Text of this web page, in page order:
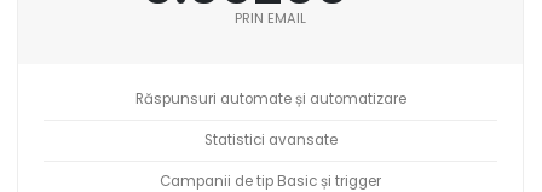
PRIN EMAIL
Răspunsuri automate și automatizare
Statistici avansate
Campanii de tip Basic și trigger